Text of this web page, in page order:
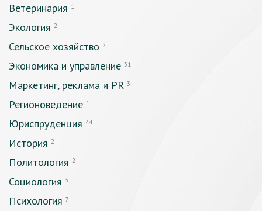
Ветеринария 1
Экология 2
Сельское хозяйство 2
Экономика и управление 31
Маркетинг, реклама и PR 3
Регионоведение 1
Юриспруденция 44
История 2
Политология 2
Социология 3
Психология 7